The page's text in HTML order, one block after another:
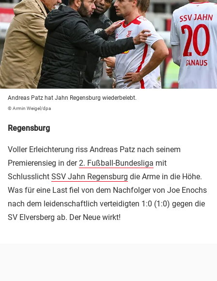
Andreas Patz hat Jahn Regensburg wiederbelebt.
© Armin Weigel/dpa
Regensburg
Voller Erleichterung riss Andreas Patz nach seinem
Premierensieg in der2. Fußball-Bundesliga mit
Schlusslicht SSV Jahn Regensburg die Arme in die Höhe.
Was für eine Last fiel von dem Nachfolger von Joe Enochs
nach dem leidenschaftlich verteidigten 1:0 (1:0) gegen die
SV Elversberg ab. Der Neue wirkt!